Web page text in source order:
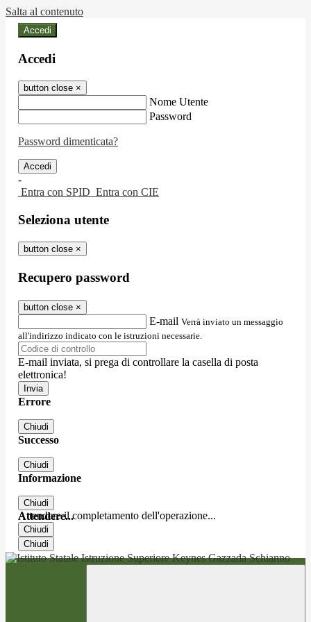
Salta al contenuto
Accedi
Accedi
button close ×
Nome Utente
Password
Password dimenticata?
-
Entra con SPID Entra con CIE
Seleziona utente
button close ×
Recupero password
button close ×
E-mail Verrà inviato un messaggio
all'indirizzo indicato con le istruzioni necessarie.
E-mail inviata, si prega di controllare la casella di posta
elettronica!
Errore
Chiudi
Successo
Chiudi
Informazione
Chiudi
Attendere...
Attendere il completamento dell'operazione...
Chiudi
Chiudi